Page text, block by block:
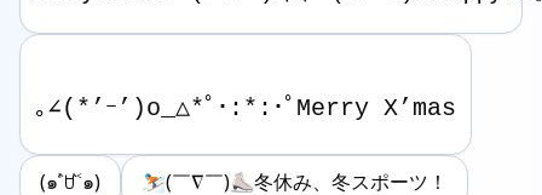
(๑˃́ꇴ˂̀๑) ⛷️(￣∇￣)⛸️冬休み、冬スポーツ！